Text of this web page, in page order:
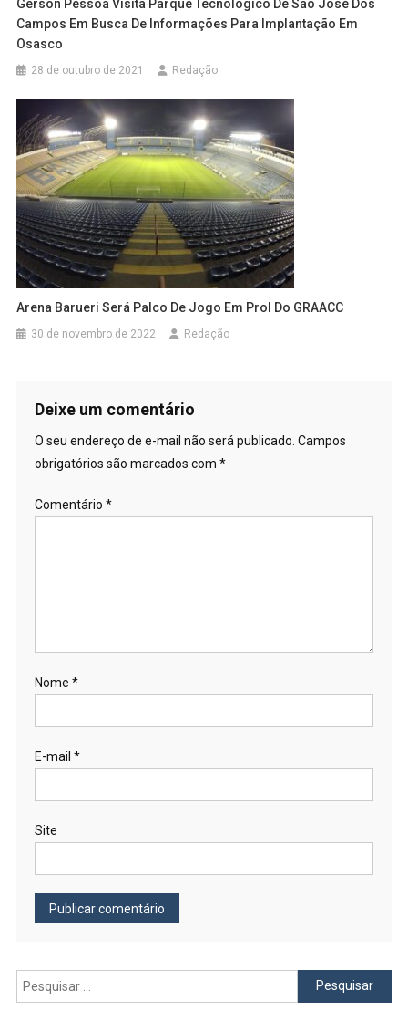
Gerson Pessoa Visita Parque Tecnológico De São José Dos
Campos Em Busca De Informações Para Implantação Em
Osasco
28 de outubro de 2021 Redação
Arena Barueri Será Palco De Jogo Em Prol Do GRAACC
30 de novembro de 2022 Redação
Deixe um comentário
O seu endereço de e-mail não será publicado. Campos
obrigatórios são marcados com *
Comentário *
Nome *
E-mail *
Site
Pesquisar
por: